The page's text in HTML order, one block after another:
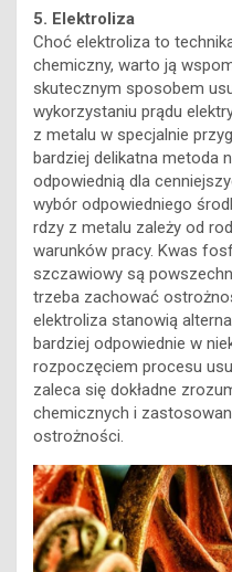
5. Elektroliza
Choć elektroliza to
chemiczny, warto ją
skutecznym sposobem
wykorzystaniu prądu
z metalu w specjalnie
bardziej delikatna metoda
odpowiednią dla
wybór odpowiedniego
rdzy z metalu zależy od
warunków pracy. Kwas
szczawiowy są
trzeba zachować
elektroliza stanowią
bardziej odpowiednie w
rozpoczęciem procesu
zaleca się dokładne
chemicznych i
ostrożności.